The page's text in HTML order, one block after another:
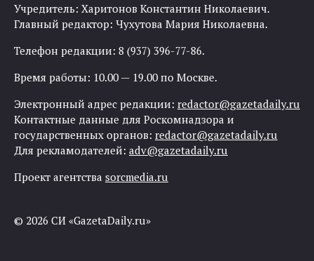
Учредитель: Харитонов Константин Николаевич.
Главный редактор: Чухутова Мария Николаевна.
Телефон редакции: 8 (937) 396-77-86.
Время работы: 10.00 — 19.00 по Москве.
Электронный адрес редакции: redactor@gazetadaily.ru
Контактные данные для Роскомнадзора и
государственных органов: redactor@gazetadaily.ru
Для рекламодателей: adv@gazetadaily.ru
Проект агентства sorcmedia.ru
© 2026 СИ «GazetaDaily.ru»